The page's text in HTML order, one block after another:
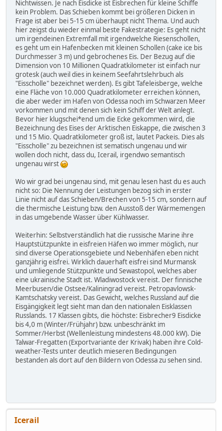
Nichtwissen. Je nach Eisdicke ist Eisbrechen für kleine Schiffe
kein Problem. Das Schieben kommt bei größeren Dicken in
Frage ist aber bei 5-15 cm überhaupt nicht Thema. Und auch
hier zeigst du wieder einmal beste Fakestrategie: Es geht nicht
um irgendeinen Extremfall mit irgendwelche Riesenschollen,
es geht um ein Hafenbecken mit kleinen Schollen (cake ice bis
Durchmesser 3 m) und gebrochenes Eis. Der Bezug auf die
Dimension von 10 Millionen Quadratkilometer ist einfach nur
grotesk (auch weil dies in keinem Seefahrtslehrbuch als
"Eisscholle" bezeichnet werden). Es gibt Tafeleisberge, welche
eine Fläche von 10.000 Quadratkilometer erreichen können,
die aber weder im Hafen von Odessa noch im Schwarzen Meer
vorkommen und mit denen sich kein Schiff der Welt anlegt.
Bevor hier klugschei*end um die Ecke gekommen wird, die
Bezeichnung des Eises der Arktischen Eiskappe, die zwischen 3
und 15 Mio. Quadratkilometer groß ist, lautet Packeis. Dies als
"Eisscholle" zu bezeichnen ist sematisch ungenau und wir
wollen doch nicht, dass du, Icerail, irgendwo semantisch
ungenau wirst
Wo wir grad bei ungenau sind, mit genau lesen hast du es auch
nicht so: Die Nennung der Leistungen bezog sich in erster
Linie nicht auf das Schieben/Brechen von 5-15 cm, sondern auf
die thermische Leistung bzw. den Ausstoß der Wärmemengen
in das umgebende Wasser über Kühlwasser.
Weiterhin: Selbstverständlich hat die russische Marine ihre
Hauptstützpunkte in eisfreien Häfen wo immer möglich, nur
sind diverse Operationsgebiete und Nebenhäfen eben nicht
ganzjährig eisfrei. Wirklich dauerhaft eisfrei sind Murmansk
und umliegende Stützpunkte und Sewastopol, welches aber
eine ukrainische Stadt ist. Wladiwostock vereist. Der finnische
Meerbusen/die Ostsee/Kaliningrad vereist. Petropavlowsk-
Kamtschatsky vereist. Das Gewicht, welches Russland auf die
Eisgängigkeit legt sieht man dan den nationalen Eisklassen
Russlands. 17 Klassen gibts, die höchste: Eisbrecher9 Eisdicke
bis 4,0 m (Winter/Frühjahr) bzw. unbeschränkt im
Sommer/Herbst (Wellenleistung mindestens 48.000 kW). Die
Talwar-Fregatten (Exportvariante der Krivak) haben ihre Cold-
weather-Tests unter deutlich mieseren Bedingungen
bestanden als dort auf den Bildern von Odessa zu sehen sind.
Icerail